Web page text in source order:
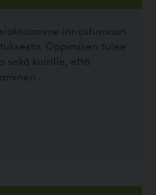
innostumaan
Oppimisen tulee
sekä koirille, että